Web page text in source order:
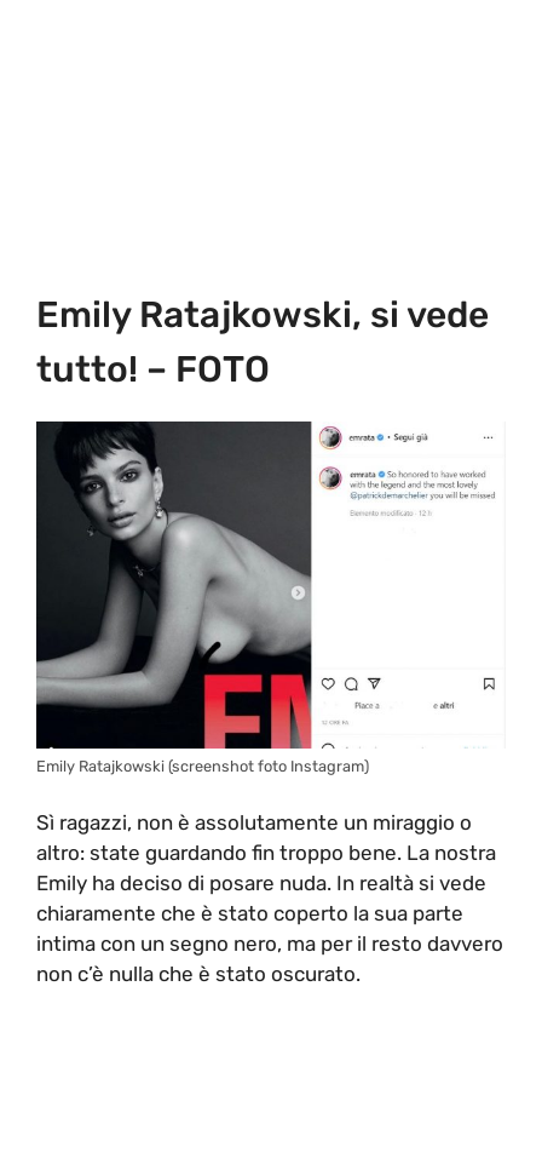
Emily Ratajkowski, si vede
tutto! – FOTO
Emily Ratajkowski (screenshot foto Instagram)
Sì ragazzi, non è assolutamente un miraggio o
altro: state guardando fin troppo bene. La nostra
Emily ha deciso di posare nuda. In realtà si vede
chiaramente che è stato coperto la sua parte
intima con un segno nero, ma per il resto davvero
non c’è nulla che è stato oscurato.